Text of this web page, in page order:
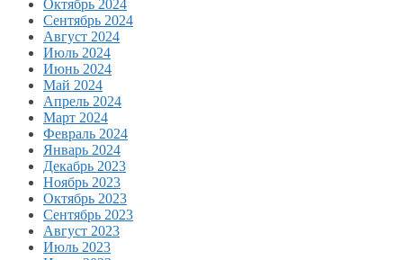
Октябрь 2024
Сентябрь 2024
Август 2024
Июль 2024
Июнь 2024
Май 2024
Апрель 2024
Март 2024
Февраль 2024
Январь 2024
Декабрь 2023
Ноябрь 2023
Октябрь 2023
Сентябрь 2023
Август 2023
Июль 2023